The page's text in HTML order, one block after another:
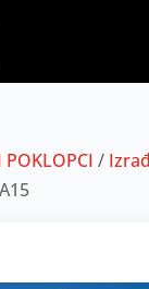
POKLOPCI /